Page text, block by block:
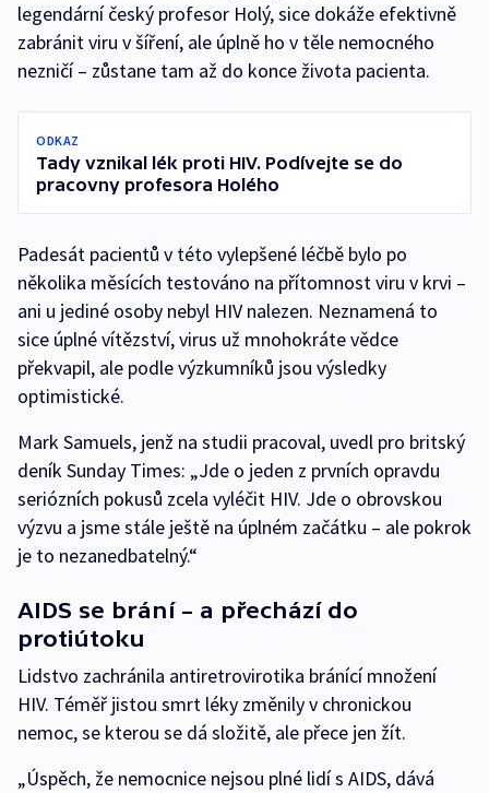
legendární český profesor Holý, sice dokáže efektivně
zabránit viru v šíření, ale úplně ho v těle nemocného
nezničí – zůstane tam až do konce života pacienta.
ODKAZ
Tady vznikal lék proti HIV. Podívejte se do
pracovny profesora Holého
Padesát pacientů v této vylepšené léčbě bylo po
několika měsících testováno na přítomnost viru v krvi –
ani u jediné osoby nebyl HIV nalezen. Neznamená to
sice úplné vítězství, virus už mnohokráte vědce
překvapil, ale podle výzkumníků jsou výsledky
optimistické.
Mark Samuels, jenž na studii pracoval, uvedl pro britský
deník Sunday Times: „Jde o jeden z prvních opravdu
seriózních pokusů zcela vyléčit HIV. Jde o obrovskou
výzvu a jsme stále ještě na úplném začátku – ale pokrok
je to nezanedbatelný.“
AIDS se brání – a přechází do
protiútoku
Lidstvo zachránila antiretrovirotika bránící množení
HIV. Téměř jistou smrt léky změnily v chronickou
nemoc, se kterou se dá složitě, ale přece jen žít.
„Úspěch, že nemocnice nejsou plné lidí s AIDS, dává